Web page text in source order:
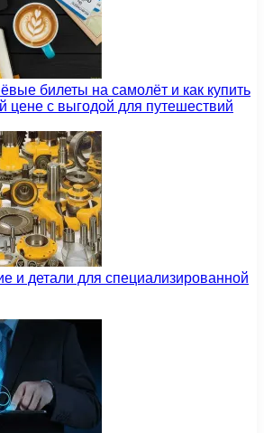
билеты на самолёт и как купить
цене с выгодой для путешествий
и детали для специализированной